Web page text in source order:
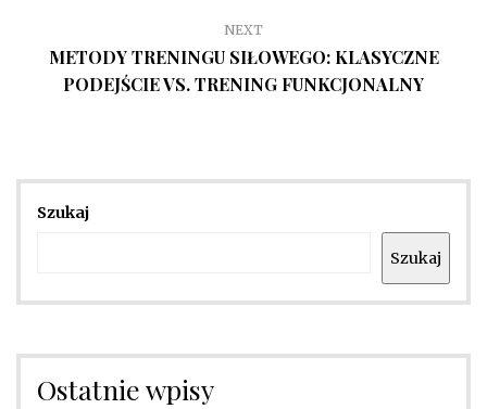
NEXT
METODY TRENINGU SIŁOWEGO: KLASYCZNE
PODEJŚCIE VS. TRENING FUNKCJONALNY
Szukaj
Szukaj
Ostatnie wpisy